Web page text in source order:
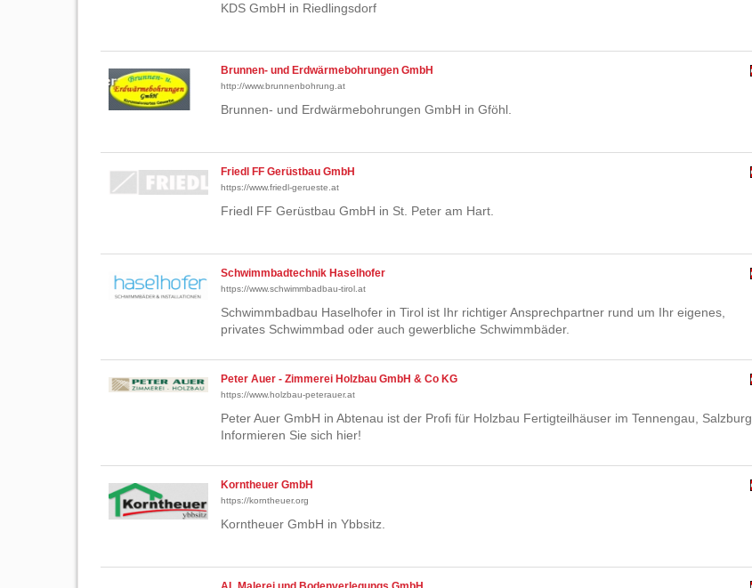
KDS GmbH in Riedlingsdorf
Brunnen- und Erdwärmebohrungen GmbH
http://www.brunnenbohrung.at
Brunnen- und Erdwärmebohrungen GmbH in Gföhl.
Friedl FF Gerüstbau GmbH
https://www.friedl-gerueste.at
Friedl FF Gerüstbau GmbH in St. Peter am Hart.
Schwimmbadtechnik Haselhofer
https://www.schwimmbadbau-tirol.at
Schwimmbadbau Haselhofer in Tirol ist Ihr richtiger Ansprechpartner rund um Ihr eigenes,
privates Schwimmbad oder auch gewerbliche Schwimmbäder.
Peter Auer - Zimmerei Holzbau GmbH & Co KG
https://www.holzbau-peterauer.at
Peter Auer GmbH in Abtenau ist der Profi für Holzbau Fertigteilhäuser im Tennengau, Salzburg.
Informieren Sie sich hier!
Korntheuer GmbH
https://korntheuer.org
Korntheuer GmbH in Ybbsitz.